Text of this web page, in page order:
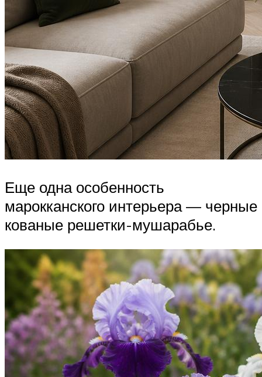
Еще одна особенность
марокканского интерьера — черные
кованые решетки-мушарабье.